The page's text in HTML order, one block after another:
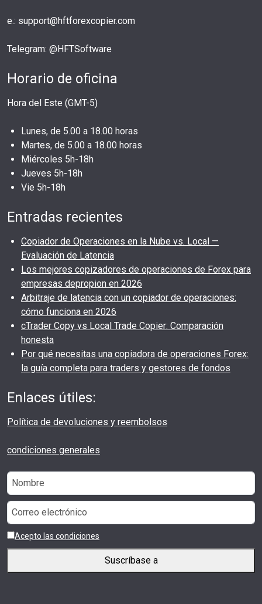
e.: support@hftforexcopier.com
Telegram: @HFTSoftware
Horario de oficina
Hora del Este (GMT-5)
Lunes, de 5.00 a 18.00 horas
Martes, de 5.00 a 18.00 horas
Miércoles 5h-18h
Jueves 5h-18h
Vie 5h-18h
Entradas recientes
Copiador de Operaciones en la Nube vs. Local —
Evaluación de Latencia
Los mejores copizadores de operaciones de Forex para
empresas depropion en 2026
Arbitraje de latencia con un copiador de operaciones:
cómo funciona en 2026
cTrader Copy vs Local Trade Copier: Comparación
honesta
Por qué necesitas una copiadora de operaciones Forex:
la guía completa para traders y gestores de fondos
Enlaces útiles:
Política de devoluciones y reembolsos
condiciones generales
Acepto las condiciones
Suscríbase a